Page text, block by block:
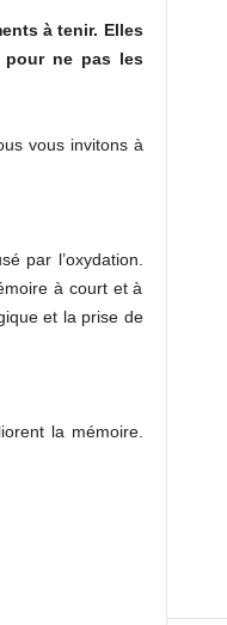
à tenir. Elles
pour ne pas les
vous invitons à
par l’oxydation.
à court et à
et la prise de
la mémoire.